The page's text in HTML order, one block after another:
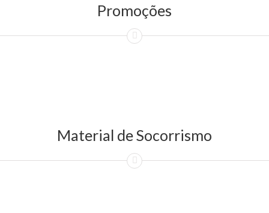
Promoções
Material de Socorrismo